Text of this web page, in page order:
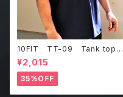
10FIT TT-09 Tank top
タンクトップ ジムウェア トレ
ーニング 筋トレ 紺
¥2,015
35%OFF